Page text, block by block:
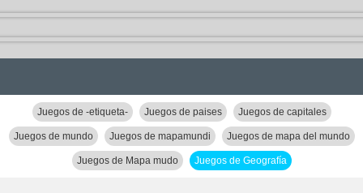
Juegos de -etiqueta- Juegos de paises Juegos de capitales
Juegos de mundo Juegos de mapamundi Juegos de mapa del mundo
Juegos de Mapa mudo Juegos de Geografía